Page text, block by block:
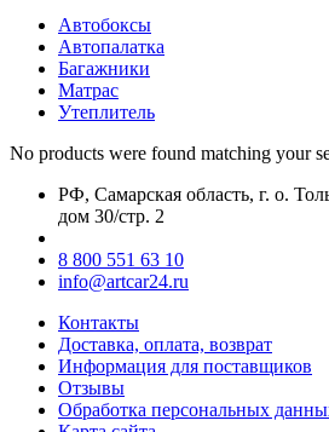
Автобоксы
Автопалатка
Багажники
Матрас
Утеплитель
No products were found matching your
РФ, Самарская область, г. о.
дом 30/стр. 2
8 800 551 63 10
info@artcar24.ru
Контакты
Доставка, оплата, возврат
Информация для поставщиков
Отзывы
Обработка персональных